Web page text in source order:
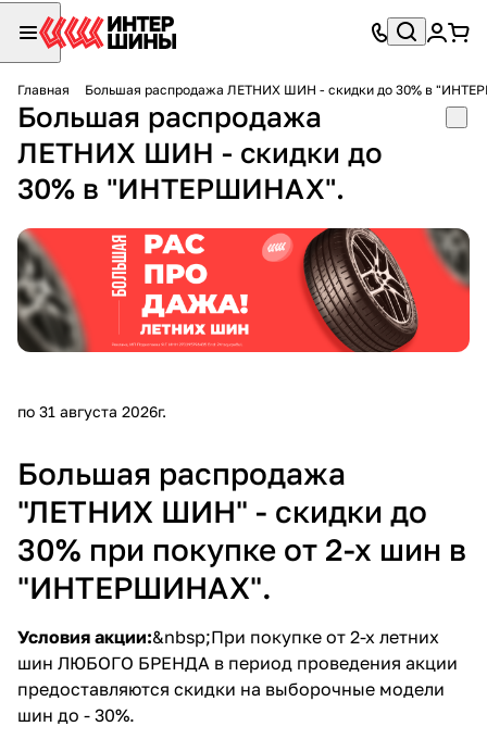
Главная Большая распродажа ЛЕТНИХ ШИН - скидки до 30% в
Большая распродажа
ЛЕТНИХ ШИН - скидки до
30% в "ИНТЕРШИНАХ".
по 31 августа 2026г.
Большая распродажа
"ЛЕТНИХ ШИН" - скидки до
30% при покупке от 2-х шин в
"ИНТЕРШИНАХ".
Условия акции:&nbsp;При покупке от 2-х летних
шин ЛЮБОГО БРЕНДА в период проведения акции
предоставляются скидки на выборочные модели
шин до - 30%.